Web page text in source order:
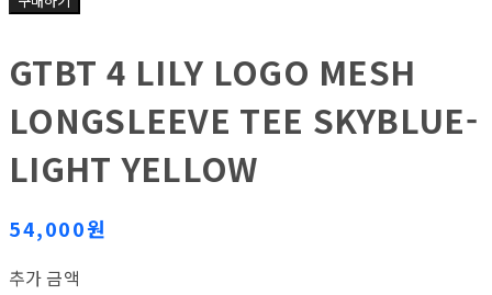
GTBT 4 LILY LOGO MESH
LONGSLEEVE TEE SKYBLUE-
LIGHT YELLOW
54,000원
추가 금액